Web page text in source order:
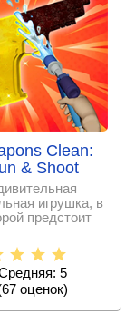
Clean:
& Shoot
игрушка, в
предстоит
разного
5
67 оценок)